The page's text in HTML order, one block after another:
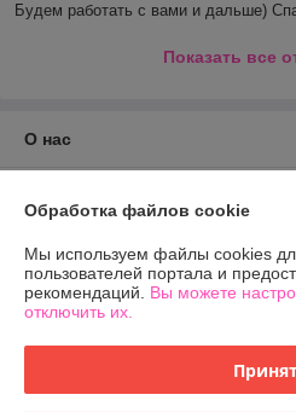
Будем работать с вами и дальше)
Показать все
О нас
Доставка и оплата
График работы
Обработка файлов cookie
Мы используем файлы cookies
пользователей портала и
рекомендаций. Вы можете
отключить их.